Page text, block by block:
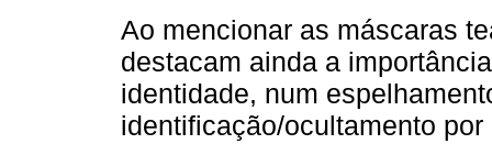
Ao mencionar as máscaras
destacam ainda a
identidade, num
identificação/ocultamento